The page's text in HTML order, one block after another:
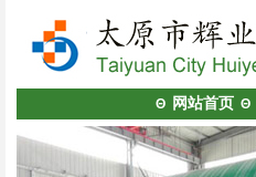
Θ 网站首页 Θ